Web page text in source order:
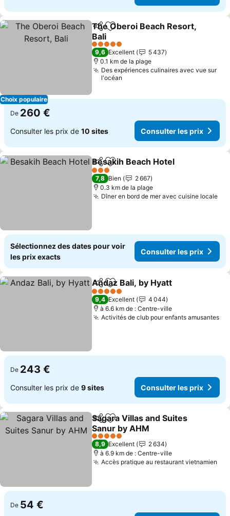
Choix populaire
PartagerAjouter à mes favoris
The Oberoi Beach Resort,
Bali
5 Étoiles
9,6 Excellent
5 437
0.1 km de la plage
Des expériences culinaires avec vue sur
l'océan
De 260 €
Consulter les prix de 10 sites Consulter les prix
PartagerAjouter à mes favoris
Besakih Beach Hotel
3 Étoiles
7,8 Bien
2 667
0.3 km de la plage
Dîner en bord de mer avec cuisine locale
Sélectionnez des dates pour voir
les prix exacts
Consulter les prix
PartagerAjouter à mes favoris
Andaz Bali, by Hyatt
5 Étoiles
9,4 Excellent
4 044
à 6.6 km de : Centre-ville
Activités de club pour enfants amusantes
De 243 €
Consulter les prix de 9 sites Consulter les prix
PartagerAjouter à mes favoris
Sagara Villas and Suites
Sanur by AHM
5 Étoiles
8,9 Excellent
2 634
à 6.9 km de : Centre-ville
Accès pratique au restaurant vietnamien
De 54 €